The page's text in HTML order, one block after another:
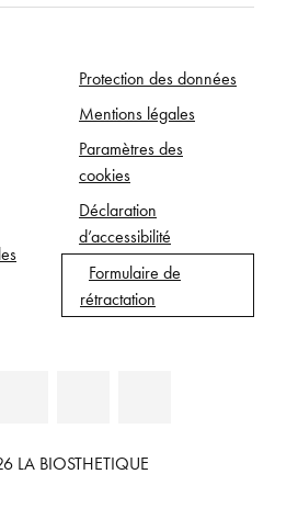
Protection des données
Mentions légales
Paramètres des
cookies
Déclaration
d’accessibilité
Formulaire de
rétractation
LA BIOSTHETIQUE